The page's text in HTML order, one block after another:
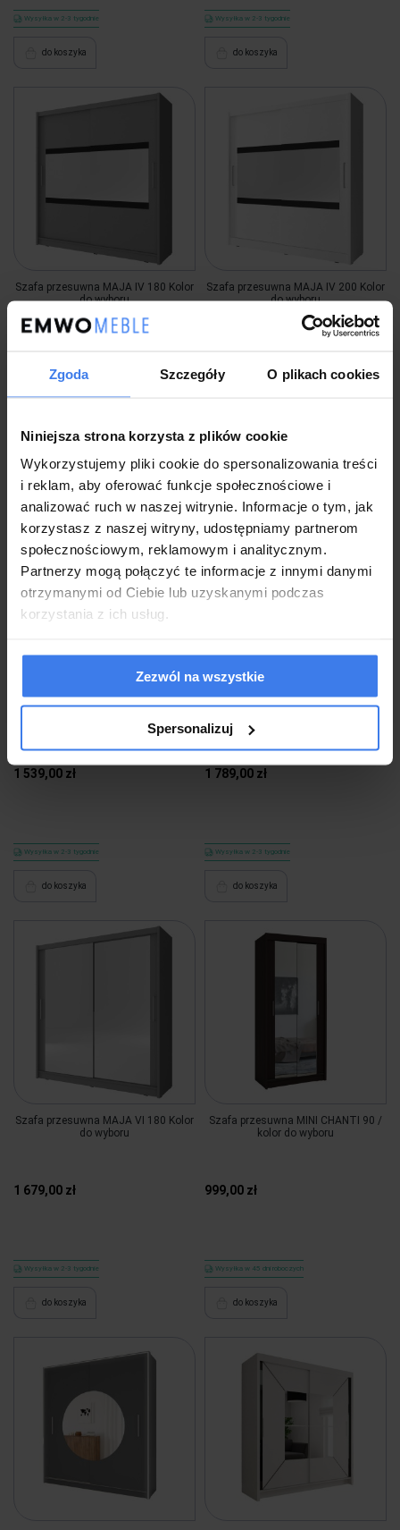
Zgoda Szczegóły O plikach cookies
Niniejsza strona korzysta z plików cookie
Wykorzystujemy pliki cookie do spersonalizowania treści
i reklam, aby oferować funkcje społecznościowe i
analizować ruch w naszej witrynie. Informacje o tym, jak
korzystasz z naszej witryny, udostępniamy partnerom
społecznościowym, reklamowym i analitycznym.
Partnerzy mogą połączyć te informacje z innymi danymi
otrzymanymi od Ciebie lub uzyskanymi podczas
korzystania z ich usług.
Zezwól na wszystkie
Spersonalizuj
Wysyłka w 2-3 tygodnie
do koszyka
Wysyłka w 2-3 tygodnie
do koszyka
Szafa przesuwna MAJA IV 180 Kolor
do wyboru
Wysyłka w 2-3 tygodnie
do koszyka
Szafa przesuwna MAJA IV 200 Kolor
do wyboru
Wysyłka w 2-3 tygodnie
do koszyka
Szafa przesuwna MAJA IX 180 Kolor
1 539,00 zł
Wysyłka w 2-3 tygodnie
do koszyka
Szafa przesuwna MAJA IX 200 Kolor
1 789,00 zł
Wysyłka w 2-3 tygodnie
do koszyka
Szafa przesuwna MAJA VI 180 Kolor
do wyboru
1 679,00 zł
Wysyłka w 2-3 tygodnie
do koszyka
Szafa przesuwna MINI CHANTI 90 /
kolor do wyboru
999,00 zł
Wysyłka w 45 dni roboczych
do koszyka